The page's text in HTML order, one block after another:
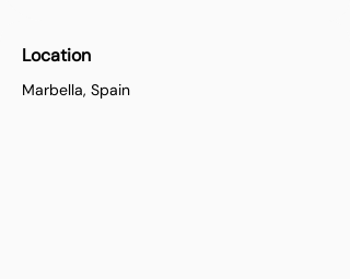
Location
Marbella, Spain